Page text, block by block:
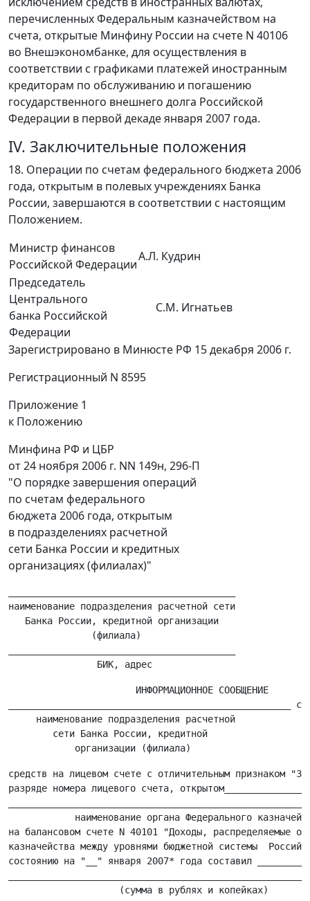
перечисленных Федеральным казначейством на
счета, открытые Минфину России на счете N 40106
во Внешэкономбанке, для осуществления в
соответствии с графиками платежей иностранным
кредиторам по обслуживанию и погашению
государственного внешнего долга Российской
Федерации в первой декаде января 2007 года.
IV. Заключительные положения
18. Операции по счетам федерального бюджета 2006
года, открытым в полевых учреждениях Банка
России, завершаются в соответствии с настоящим
Положением.
Министр финансов
Российской Федерации
А.Л. Кудрин
Председатель
Центрального
банка Российской
Федерации
С.М. Игнатьев
Зарегистрировано в Минюсте РФ 15 декабря 2006 г.
Регистрационный N 8595
Приложение 1
к Положению
Минфина РФ и ЦБР
от 24 ноября 2006 г. NN 149н, 296-П
"О порядке завершения операций
по счетам федерального
бюджета 2006 года, открытым
в подразделениях расчетной
сети Банка России и кредитных
организациях (филиалах)"
наименование подразделения расчетной сети
   Банка России, кредитной организации
               (филиала)
                       ИНФОРМАЦИОННОЕ СООБЩЕНИЕ
___________________________________________________
     наименование подразделения расчетной
        сети Банка России, кредитной
средств на лицевом счете с отличительным признаком
разряде номера лицевого счета,
наименование органа Федерального
на балансовом счете N 40101 "Доходы, распределяемые
казначейства между уровнями бюджетной системы
состоянию на "__" января 2007* года составил